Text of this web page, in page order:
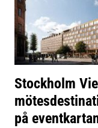
Stockholm
på